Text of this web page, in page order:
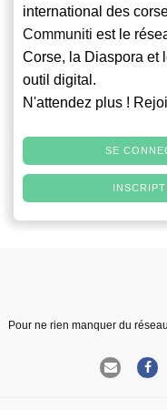
international des
Communiti est le
Corse, la Diaspora et
outil digital.
N'attendez plus !
SE
Pour ne rien manquer du